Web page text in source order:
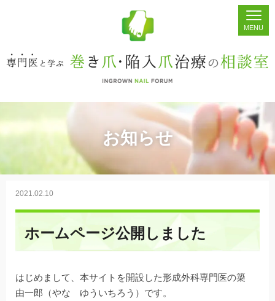
掲示板 検索
お知らせ
2021.02.10
ホームページ公開しました
はじめまして、本サイトを開設した形成外科専門医の簗
由一郎（やな ゆういちろう）です。